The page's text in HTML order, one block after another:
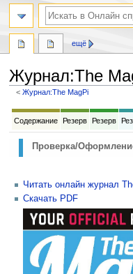
Журнал:The
<Журнал:The MagPi
Перейти
навигации
Перейти
поиску
Содержание Резерв Резерв
Проверка/
Читать онлайн журнал
Скачать PDF
ещё